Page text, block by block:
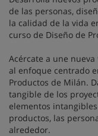
de las personas,
la calidad de la vida
curso de Diseño de
Acércate a une
al enfoque centrado
Productos de Milán.
tangible de los
elementos
productos, las
alrededor.